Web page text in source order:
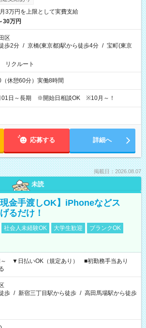
3万円を上限として実費支給
30万円
区
歩2分 / 京橋(東京都)駅から徒歩4分 / 宝町(東京
リクルート
休憩60分）実働8時間
01日～長期 ※開始日相談OK ※10月～！
応募する 詳細へ
掲載日：2026.08.07
未読
現金手渡しOK】iPhoneなどス
るだけ！
社会人未経験OK 大学生歓迎
ブランクOK
～ ▼日払いOK（規定あり） ■初勤務手当あり
歩 / 新宿三丁目駅から徒歩 / 高田馬場駅から徒歩